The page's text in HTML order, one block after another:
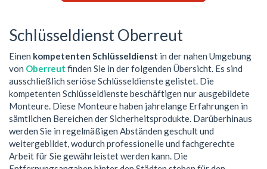
Schlüsseldienst Oberreut
Einen kompetenten Schlüsseldienst in der nahen Umgebung
von Oberreut finden Sie in der folgenden Übersicht. Es sind
ausschließlich seriöse Schlüsseldienste gelistet. Die
kompetenten Schlüsseldienste beschäftigen nur ausgebildete
Monteure. Diese Monteure haben jahrelange Erfahrungen in
sämtlichen Bereichen der Sicherheitsprodukte. Darüberhinaus
werden Sie in regelmäßigen Abständen geschult und
weitergebildet, wodurch professionelle und fachgerechte
Arbeit für Sie gewährleistet werden kann. Die